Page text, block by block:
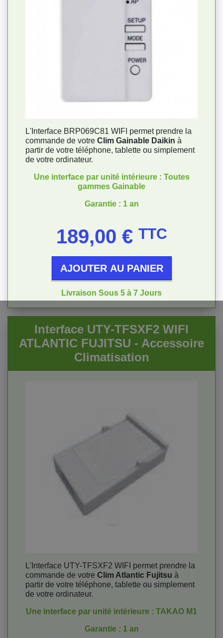
L'Interface BRP069C81 WIFI permet prendre la
commande de votre Clim Gainable Daikin à
partir de votre téléphone, tablette ou simplement
de votre ordinateur.
Une interface par unité intérieure : Toutes
gammes Gainable
Garantie : 1 an
189,00 € TTC
AJOUTER AU PANIER
Livraison Sous 5 à 7 Jours
Interface UTY-TFSXF2 WIFI
ATLANTIC FUJITSU - Accessoire
Climatisation
L'Interface UTY-TFSXF2 WIFI permet prendre la
commande de votre Clim Atlantic Fujitsu à
partir de votre téléphone, tablette ou simplement
de votre ordinateur.
Une interface par unité intérieure : TAKAO M1
Garantie : 1 an